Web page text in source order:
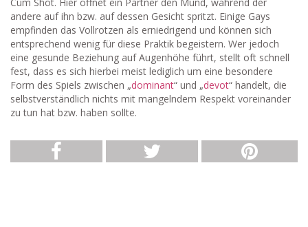
andere auf ihn bzw. auf dessen Gesicht spritzt. Einige Gays
empfinden das Vollrotzen als erniedrigend und können sich
entsprechend wenig für diese Praktik begeistern. Wer jedoch
eine gesunde Beziehung auf Augenhöhe führt, stellt oft schnell
fest, dass es sich hierbei meist lediglich um eine besondere
Form des Spiels zwischen „dominant“ und „devot“ handelt, die
selbstverständlich nichts mit mangelndem Respekt voreinander
zu tun hat bzw. haben sollte.